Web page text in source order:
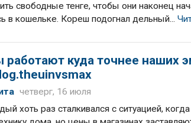
свободные тенге, чтобы они наконец
в кошельке. Кореш подогнал дельный...
работают куда точнее наших
четверг, 16 июля
хоть раз сталкивался с ситуацией,